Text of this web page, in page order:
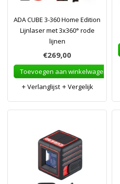
ADA CUBE 3-360 Home Edition
Lijnlaser met 3x360° rode
lijnen
€269,00
Toevoegen aan winkelwagen
Verlanglijst
Vergelijk